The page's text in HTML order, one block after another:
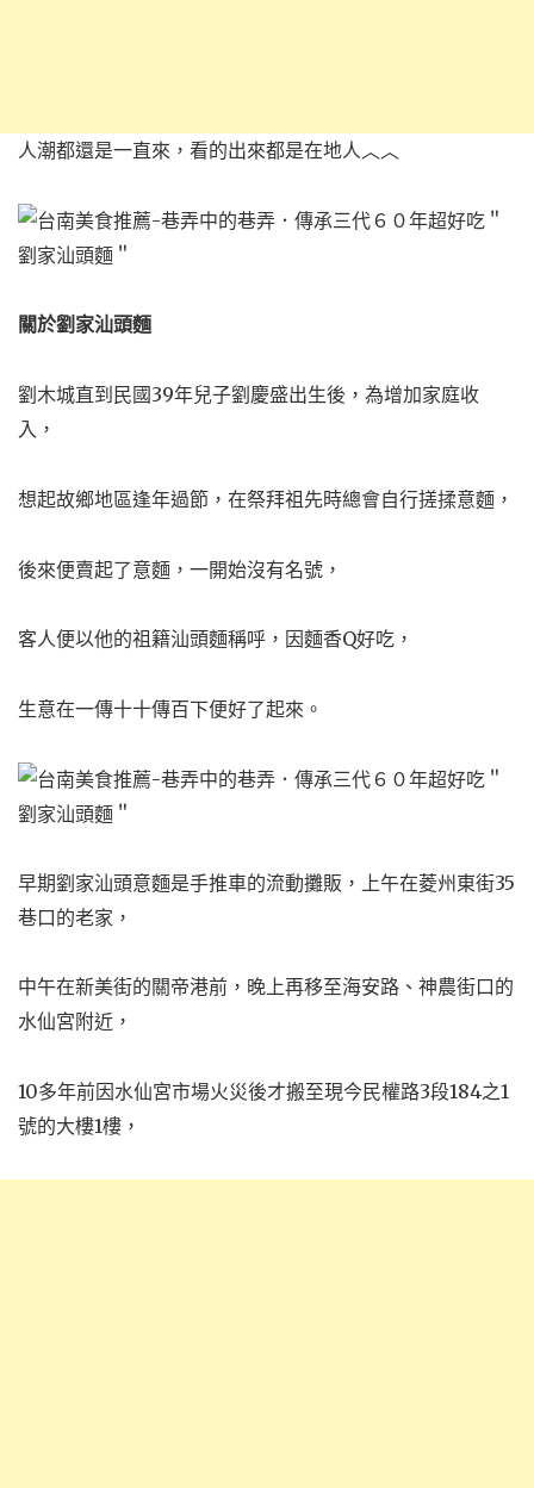
人潮都還是一直來， 看的出來都是在地人︿︿
關於劉家汕頭麵
劉木城直到民國39年兒子劉慶盛出生後，為增加家庭收
入，
想起故鄉地區逢年過節，在祭拜祖先時總會自行搓揉意麵，
後來便賣起了意麵，一開始沒有名號，
客人便以他的祖籍汕頭麵稱呼，因麵香Q好吃，
生意在一傳十十傳百下便好了起來。
早期劉家汕頭意麵是手推車的流動攤販，上午在菱州東街35
巷口的老家，
中午在新美街的關帝港前，晚上再移至海安路、神農街口的
水仙宮附近，
10多年前因水仙宮市場火災後才搬至現今民權路3段184之1
號的大樓1樓，